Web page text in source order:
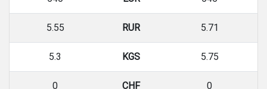
5.55 RUR 5.71
5.3 KGS 5.75
0 CHF 0